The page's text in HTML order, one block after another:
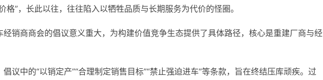
格”，长此以往，往往陷入以牺牲品质与长期服务为代价的怪圈。
经销商商会的倡议意义重大，为构建价值竞争生态提供了具体路径，核心是重建厂商与经
议中的“以销定产”“合理制定销售目标”“禁止强迫进车”等条款，旨在终结压库顽疾。过